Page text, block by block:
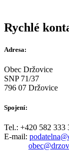
Rychlé
Adresa:
Obec Držovice
SNP 71/37
796 07 Držovice
Spojení:
Tel.: +420 582 333
E-mail: